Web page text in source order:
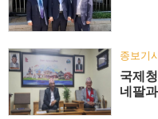
종보기
국제
네팔